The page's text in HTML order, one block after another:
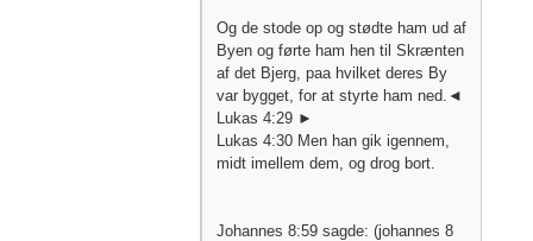
Og de stode op og stødte ham ud af
Byen og førte ham hen til Skrænten
af det Bjerg, paa hvilket deres By
var bygget, for at styrte ham ned.◄
Lukas 4:29 ►
Lukas 4:30 Men han gik igennem,
midt imellem dem, og drog bort.
Johannes 8:59 sagde: (johannes 8